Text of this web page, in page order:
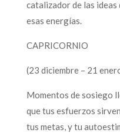
catalizador de las
esas energías.
CAPRICORNIO
(23 diciembre – 21
Momentos de sosiego
que tus esfuerzos
tus metas, y tu